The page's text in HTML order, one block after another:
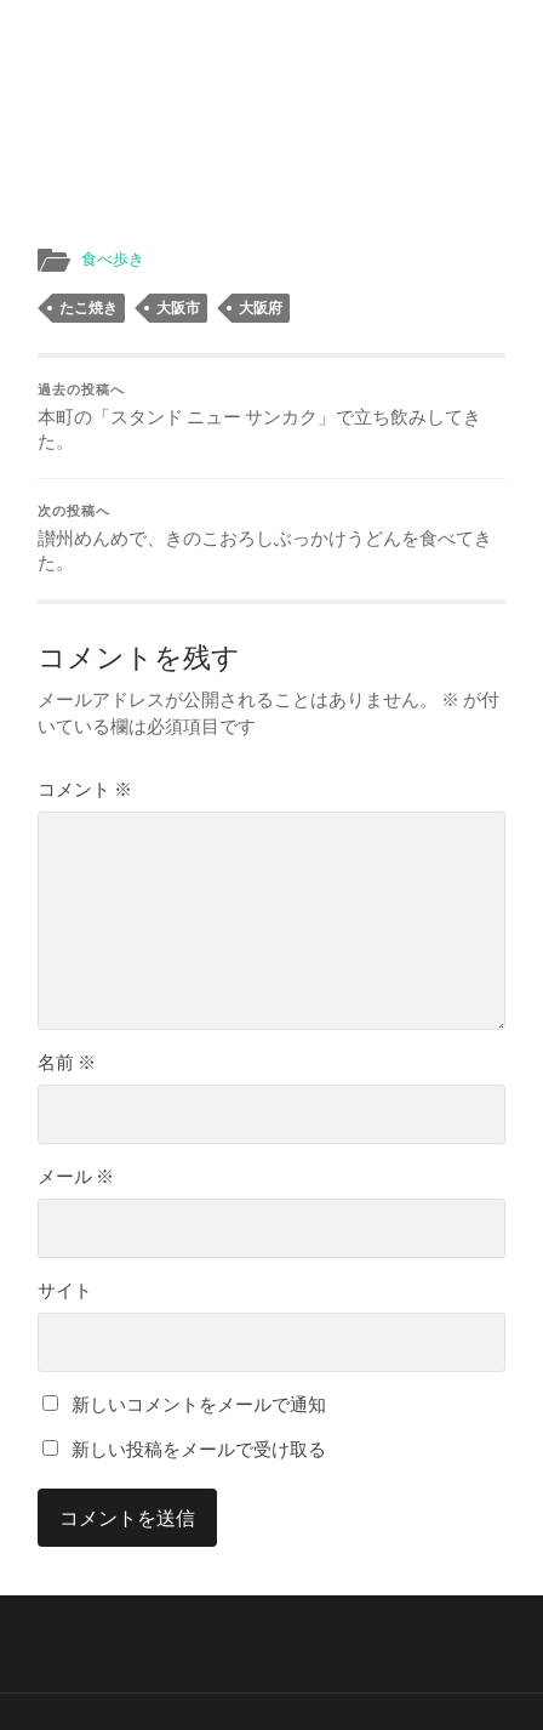
食べ歩き
たこ焼き 大阪市 大阪府
過去の投稿へ
本町の「スタンド ニュー サンカク」で立ち飲みしてき
た。
次の投稿へ
讃州めんめで、きのこおろしぶっかけうどんを食べてき
た。
コメントを残す
メールアドレスが公開されることはありません。 ※ が付
いている欄は必須項目です
コメント ※
名前 ※
メール ※
サイト
新しいコメントをメールで通知
新しい投稿をメールで受け取る